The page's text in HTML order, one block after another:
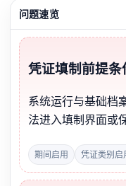
问题速览
凭证填制前提条
系统运行与基础档
法进入填制界面或
期间启用 凭证类别启